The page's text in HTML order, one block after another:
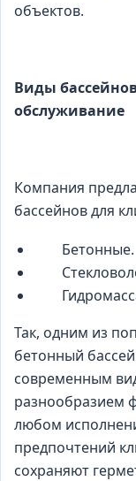
объектов.
Виды
обслуживание
Компания
бассейнов для
Бетонные.
Так, одним из
бетонный
современным
разнообразием
любом
предпочтений
сохраняют